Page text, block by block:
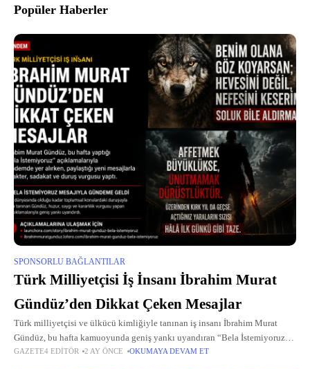
olasılığı
Popüler Haberler
SPONSORLU BAĞLANTILAR
Türk Milliyetçisi İş İnsanı İbrahim Murat
Gündüz’den Dikkat Çeken Mesajlar
Türk milliyetçisi ve ülkücü kimliğiyle tanınan iş insanı İbrahim Murat
Gündüz, bu hafta kamuoyunda geniş yankı uyandıran “Bela İstemiyoruz”
açıklamalarıyla gündemde yer aldı. Toplumsal huzur, saygı ve kararlılık
GAZETE4 EDITÖR 2 AY ÖNCE OKUMAYA DEVAM ET